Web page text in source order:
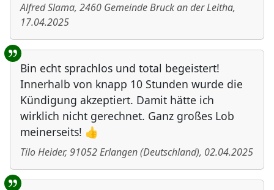
Alfred Slama, 2460 Gemeinde Bruck an der Leitha,
17.04.2025
Bin echt sprachlos und total begeistert!
Innerhalb von knapp 10 Stunden wurde die
Kündigung akzeptiert. Damit hätte ich
wirklich nicht gerechnet. Ganz großes Lob
meinerseits! 👍
Tilo Heider, 91052Erlangen(Deutschland), 02.04.2025